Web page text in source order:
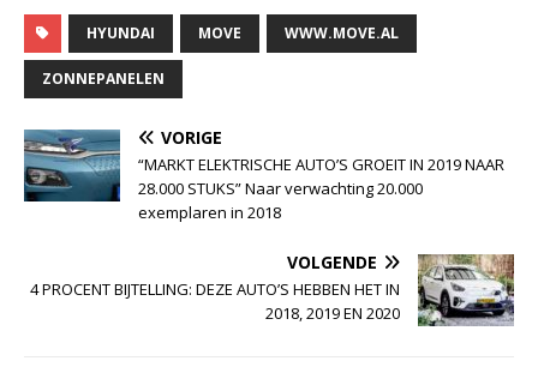
HYUNDAI MOVE WWW.MOVE.AL
ZONNEPANELEN
VORIGE
“MARKT ELEKTRISCHE AUTO’S GROEIT IN 2019 NAAR
28.000 STUKS” Naar verwachting 20.000
exemplaren in 2018
VOLGENDE
4 PROCENT BIJTELLING: DEZE AUTO’S HEBBEN HET IN
2018, 2019 EN 2020